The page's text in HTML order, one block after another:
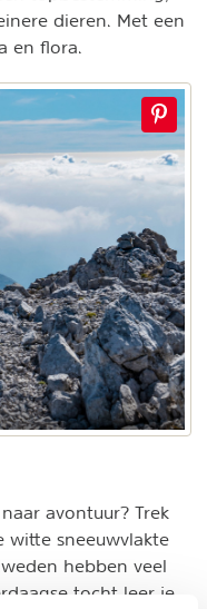
dieren. Met een
en flora.
avontuur? Trek
witte sneeuwvlakte
hebben veel
tocht leer je